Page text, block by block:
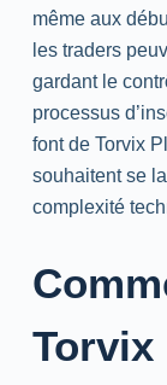
même aux
les traders
gardant le
processus
font de Torvix
souhaitent se
complexité
Torvix